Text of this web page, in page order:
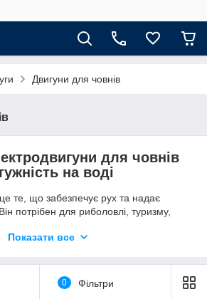
Двигуни для човнів
для човнів
на воді
те, що забезпечує рух та надає
потрібен для риболовлі, туризму,
двигун до човна для тихої
навісні рішення і транці для
Sklad пропонує широкий вибір
по Україні.
Показати все
0 Фільтри